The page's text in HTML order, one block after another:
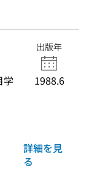
学
出版年
1988.6
詳細を見
る